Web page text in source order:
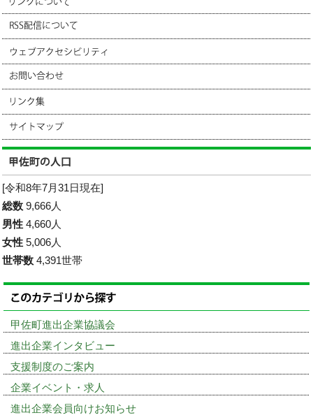
[令和8年7月31日現在]
総数 9,666人
男性 4,660人
女性 5,006人
世帯数 4,391世帯
甲佐町進出企業協議会
進出企業インタビュー
支援制度のご案内
企業イベント・求人
進出企業会員向けお知らせ